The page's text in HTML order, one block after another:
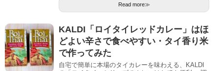
Read more≫
KALDI「ロイタイレッドカレー」はほ
どよい辛さで食べやすい・タイ香り米
で作ってみた
自宅で簡単に本場のタイカレーを味わえる、KALDI